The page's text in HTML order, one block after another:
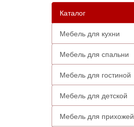
Каталог
Мебель для кухни
Мебель для спальни
Мебель для гостиной
Мебель для детской
Мебель для прихожей